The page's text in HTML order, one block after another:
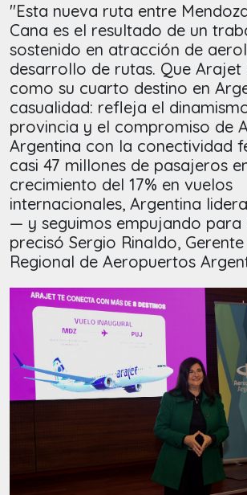
"Esta nueva ruta entre
Cana es el resultado de un
sostenido en atracción de
desarrollo de rutas. Que Arajet
como su cuarto destino en
casualidad: refleja el
provincia y el compromiso de
Argentina con la conectividad
casi 47 millones de pasajeros
crecimiento del 17% en vuelos
internacionales, Argentina
— y seguimos empujando para
precisó Sergio Rinaldo,
Regional de Aeropuertos